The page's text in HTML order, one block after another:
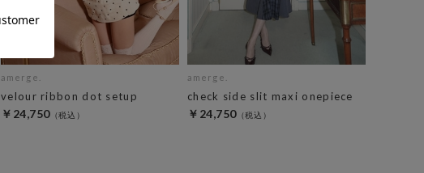
amerge.
velour ribbon dot setup
￥24,750
amerge.
check side slit maxi onepiece
￥24,750